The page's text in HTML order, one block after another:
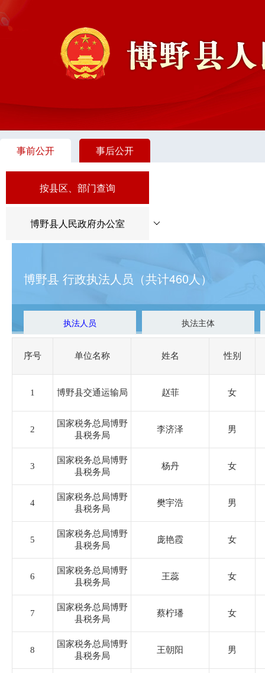
事前公开 事后公开
按县区、部门查询
博野县人民政府办公室
博野县 行政执法人员（共计460人）
执法人员 执法主体
序号 单位名称 姓名 性别
1 博野县交通运输局 赵菲 女
2
国家税务总局博野
县税务局
李济泽 男
3
国家税务总局博野
县税务局
杨丹 女
4
国家税务总局博野
县税务局
樊宇浩 男
5
国家税务总局博野
县税务局
庞艳霞 女
6
国家税务总局博野
县税务局
王蕊 女
7
国家税务总局博野
县税务局
蔡柠璠 女
8
国家税务总局博野
县税务局
王朝阳 男